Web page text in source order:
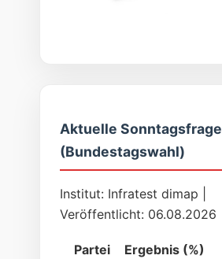
Aktuelle Sonntagsfrage
(Bundestagswahl)
Institut: Infratest dimap |
Veröffentlicht: 06.08.2026
Partei
Ergebnis (%)